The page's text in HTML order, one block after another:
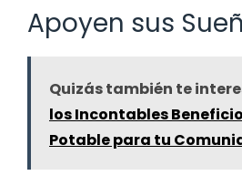
Apoyen sus
Quizás también te
los Incontables
Potable para tu